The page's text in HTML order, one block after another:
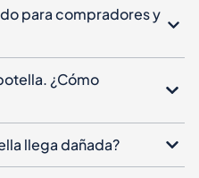
para compradores y
¿Cómo
llega dañada?